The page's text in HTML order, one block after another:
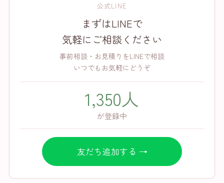
公式LINE
まずはLINEで
気軽にご相談ください
事前相談・お見積りをLINEで相談
いつでもお気軽にどうぞ
1,350人
が登録中
友だち追加する →